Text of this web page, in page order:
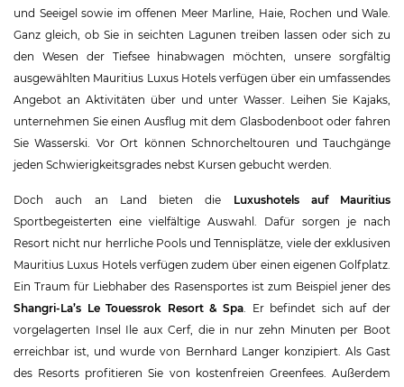
und Seeigel sowie im offenen Meer Marline, Haie, Rochen und Wale.
Ganz gleich, ob Sie in seichten Lagunen treiben lassen oder sich zu
den Wesen der Tiefsee hinabwagen möchten, unsere sorgfältig
ausgewählten Mauritius Luxus Hotels verfügen über ein umfassendes
Angebot an Aktivitäten über und unter Wasser. Leihen Sie Kajaks,
unternehmen Sie einen Ausflug mit dem Glasbodenboot oder fahren
Sie Wasserski. Vor Ort können Schnorcheltouren und Tauchgänge
jeden Schwierigkeitsgrades nebst Kursen gebucht werden.
Doch auch an Land bieten die Luxushotels auf Mauritius
Sportbegeisterten eine vielfältige Auswahl. Dafür sorgen je nach
Resort nicht nur herrliche Pools und Tennisplätze, viele der exklusiven
Mauritius Luxus Hotels verfügen zudem über einen eigenen Golfplatz.
Ein Traum für Liebhaber des Rasensportes ist zum Beispiel jener des
Shangri-La’s Le Touessrok Resort & Spa. Er befindet sich auf der
vorgelagerten Insel Ile aux Cerf, die in nur zehn Minuten per Boot
erreichbar ist, und wurde von Bernhard Langer konzipiert. Als Gast
des Resorts profitieren Sie von kostenfreien Greenfees. Außerdem